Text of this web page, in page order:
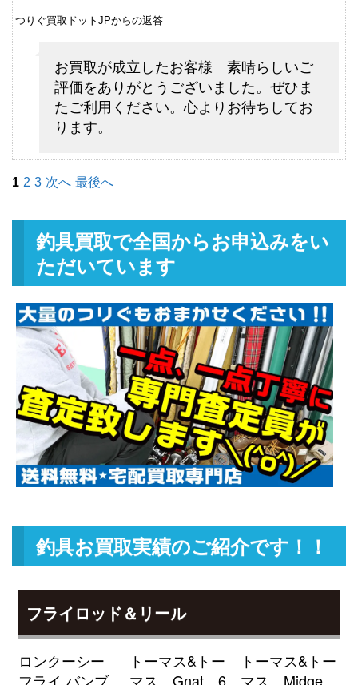
turi20260504 （2026/05/31迄）
ーン 7063 ＃3 7’6” 未使用
釣具買取クーポンg-
turi20260505 （2026/05/31迄）
2026/05/02
ダイワ ベイトリール TDジリオン
使用
釣具買取クーポン
ダイワ ベイトリール ジリオン
TW HD 1520SHL 左 未使用
釣具買取クーポン g-
33,000円
2026/05/02
ダイワ ベイトリール ジリオン
TW HD 1520XHL 未使用
釣具買取クーポンg-
turi20260508（2026/05/31迄）
25,500円
2026/05/02
ダイワ ベイトリール ジリオン リ
ミテッド 6.3L Jドリーム 左 未使
用
釣具買取クーポン g-
turi20260509（2026/05/31迄）
22,500円
2026/05/02
釣具買取クーポンg-
turi20260510（2026/05/31迄）
魚探 未使用
釣具買取クーポンturi20260404-
01（2026/04/30迄）
つりぐ買取ドットJPからの返答
お買取が成立したお客様 素晴らしいご
評価をありがとうございました。ぜひま
たご利用ください。心よりお待ちしてお
ります。
1 2 3 次へ 最後へ
釣具買取で全国からお申込みをい
ただいています
釣具お買取実績のご紹介です！！
フライロッド＆リール
ロンクーシー
フライ バンブ
トーマス&トー
マス Gnat 6
トーマス&トー
マス Midge